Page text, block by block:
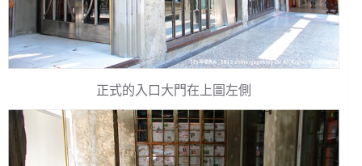
正式的入口大門在上圖左側